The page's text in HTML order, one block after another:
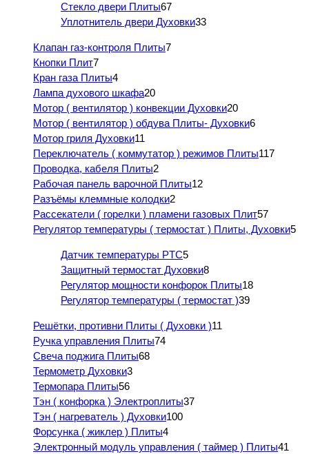
Стекло двери Плиты67
Уплотнитель двери Духовки33
Клапан газ-контроля Плиты7
Кнопки Плит7
Кран газа Плиты4
Лампа духового шкафа20
Мотор ( вентилятор ) конвекции Духовки20
Мотор ( вентилятор ) обдува Плиты- Духовки6
Мотор гриля Духовки11
Переключатель ( коммутатор ) режимов Плиты117
Проводка, кабеля Плиты2
Рабочая панель варочной Плиты12
Разъёмы клеммные колодки2
Рассекатели ( горелки ) пламени газовых Плит57
Регулятор температуры ( термостат ) Плиты, Духовки5
Датчик температуры PTC5
Защитный термостат Духовки8
Регулятор мощности конфорок Плиты18
Регулятор температуры ( термостат )39
Решётки, противни Плиты ( Духовки )11
Ручка управления Плиты74
Свеча поджига Плиты68
Термометр Духовки3
Термопара Плиты56
Тэн ( конфорка ) Электроплиты37
Тэн ( нагреватель ) Духовки100
Форсунка ( жиклер ) Плиты4
Электронный модуль управления ( таймер ) Плиты41